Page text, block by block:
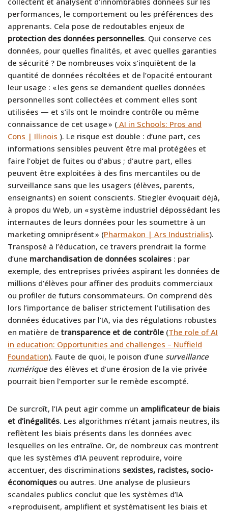
performances, le comportement ou les préférences des
apprenants. Cela pose de redoutables enjeux de
protection des données personnelles. Qui conserve ces
données, pour quelles finalités, et avec quelles garanties
de sécurité ? De nombreuses voix s’inquiètent de la
quantité de données récoltées et de l’opacité entourant
leur usage : « les gens se demandent quelles données
personnelles sont collectées et comment elles sont
utilisées — et s’ils ont le moindre contrôle ou même
connaissance de cet usage » ( AI in Schools: Pros and
Cons | Illinois ). Le risque est double : d’une part, ces
informations sensibles peuvent être mal protégées et
faire l’objet de fuites ou d’abus ; d’autre part, elles
peuvent être exploitées à des fins mercantiles ou de
surveillance sans que les usagers (élèves, parents,
enseignants) en soient conscients. Stiegler évoquait déjà,
à propos du Web, un « système industriel dépossédant les
internautes de leurs données pour les soumettre à un
marketing omniprésent » (Pharmakon | Ars Industrialis).
Transposé à l’éducation, ce travers prendrait la forme
d’une marchandisation de données scolaires : par
exemple, des entreprises privées aspirant les données de
millions d’élèves pour affiner des produits commerciaux
ou profiler de futurs consommateurs. On comprend dès
lors l’importance de baliser strictement l’utilisation des
données éducatives par l’IA, via des régulations robustes
en matière detransparence et de contrôle (The role of AI
in education: Opportunities and challenges – Nuffield
Foundation). Faute de quoi, le poison d’une surveillance
numérique des élèves et d’une érosion de la vie privée
pourrait bien l’emporter sur le remède escompté.
De surcroît, l’IA peut agir comme un amplificateur de biais
et d’inégalités. Les algorithmes n’étant jamais neutres, ils
reflètent les biais présents dans les données avec
lesquelles on les entraîne. Or, de nombreux cas montrent
que les systèmes d’IA peuvent reproduire, voire
accentuer, des discriminations sexistes, racistes, socio-
économiques ou autres. Une analyse de plusieurs
scandales publics conclut que les systèmes d’IA
« reproduisent, amplifient et systématisent les biais et